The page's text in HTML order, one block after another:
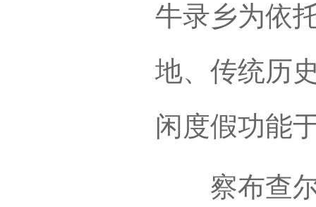
牛录乡为依
地、传统历
闲度假功能
察布查尔